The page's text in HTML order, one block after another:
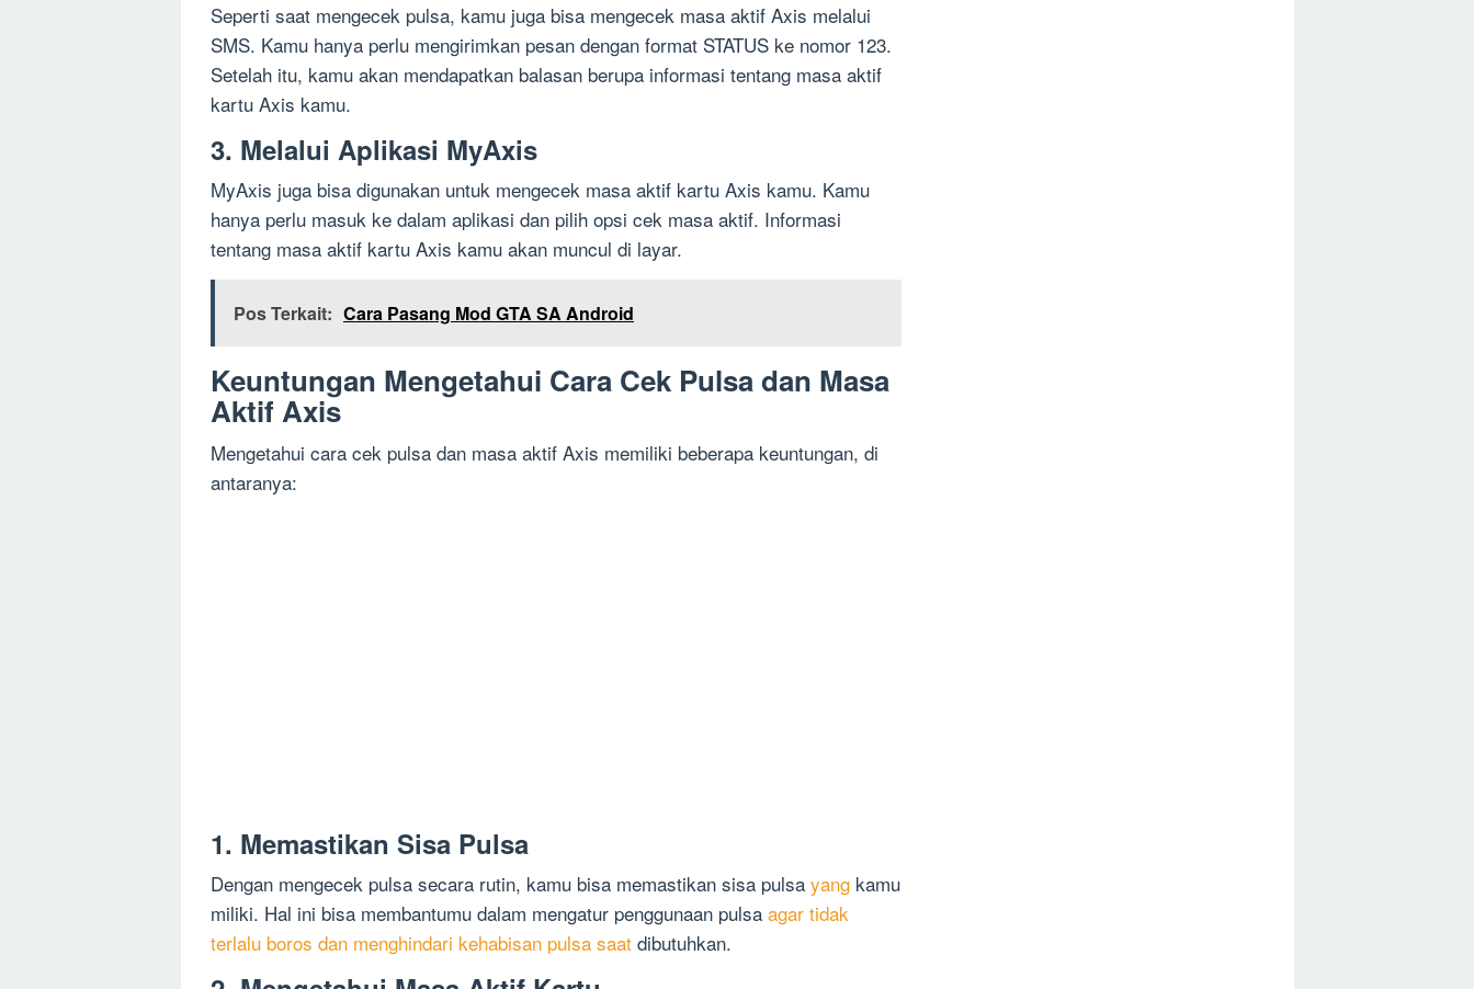
Seperti saat mengecek pulsa, kamu juga bisa mengecek masa aktif Axis melalui
SMS. Kamu hanya perlu mengirimkan pesan dengan format STATUS ke nomor 123.
Setelah itu, kamu akan mendapatkan balasan berupa informasi tentang masa aktif
kartu Axis kamu.
3. Melalui Aplikasi MyAxis
MyAxis juga bisa digunakan untuk mengecek masa aktif kartu Axis kamu. Kamu
hanya perlu masuk ke dalam aplikasi dan pilih opsi cek masa aktif. Informasi
tentang masa aktif kartu Axis kamu akan muncul di layar.
Pos Terkait: Cara Pasang Mod GTA SA Android
Keuntungan Mengetahui Cara Cek Pulsa dan Masa
Aktif Axis
Mengetahui cara cek pulsa dan masa aktif Axis memiliki beberapa keuntungan, di
antaranya:
1. Memastikan Sisa Pulsa
Dengan mengecek pulsa secara rutin, kamu bisa memastikan sisa pulsa yang kamu
miliki. Hal ini bisa membantumu dalam mengatur penggunaan pulsa agar tidak
terlalu boros dan menghindari kehabisan pulsa saat dibutuhkan.